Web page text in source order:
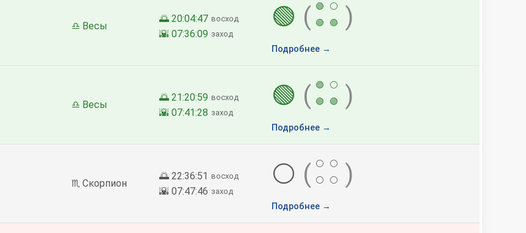
♎ Весы
🌅 20:04:47 восход
🌇 07:36:09 заход
🟢 ( 🟢
⚪
🟢
🟢 )
Подробнее →
♎ Весы
🌅 21:20:59 восход
🌇 07:41:28 заход
🟢 ( 🟢
⚪
🟢
🟢 )
Подробнее →
♏ Скорпион
🌅 22:36:51 восход
🌇 07:47:46 заход
⚪ ( ⚪
⚪
⚪
⚪ )
Подробнее →